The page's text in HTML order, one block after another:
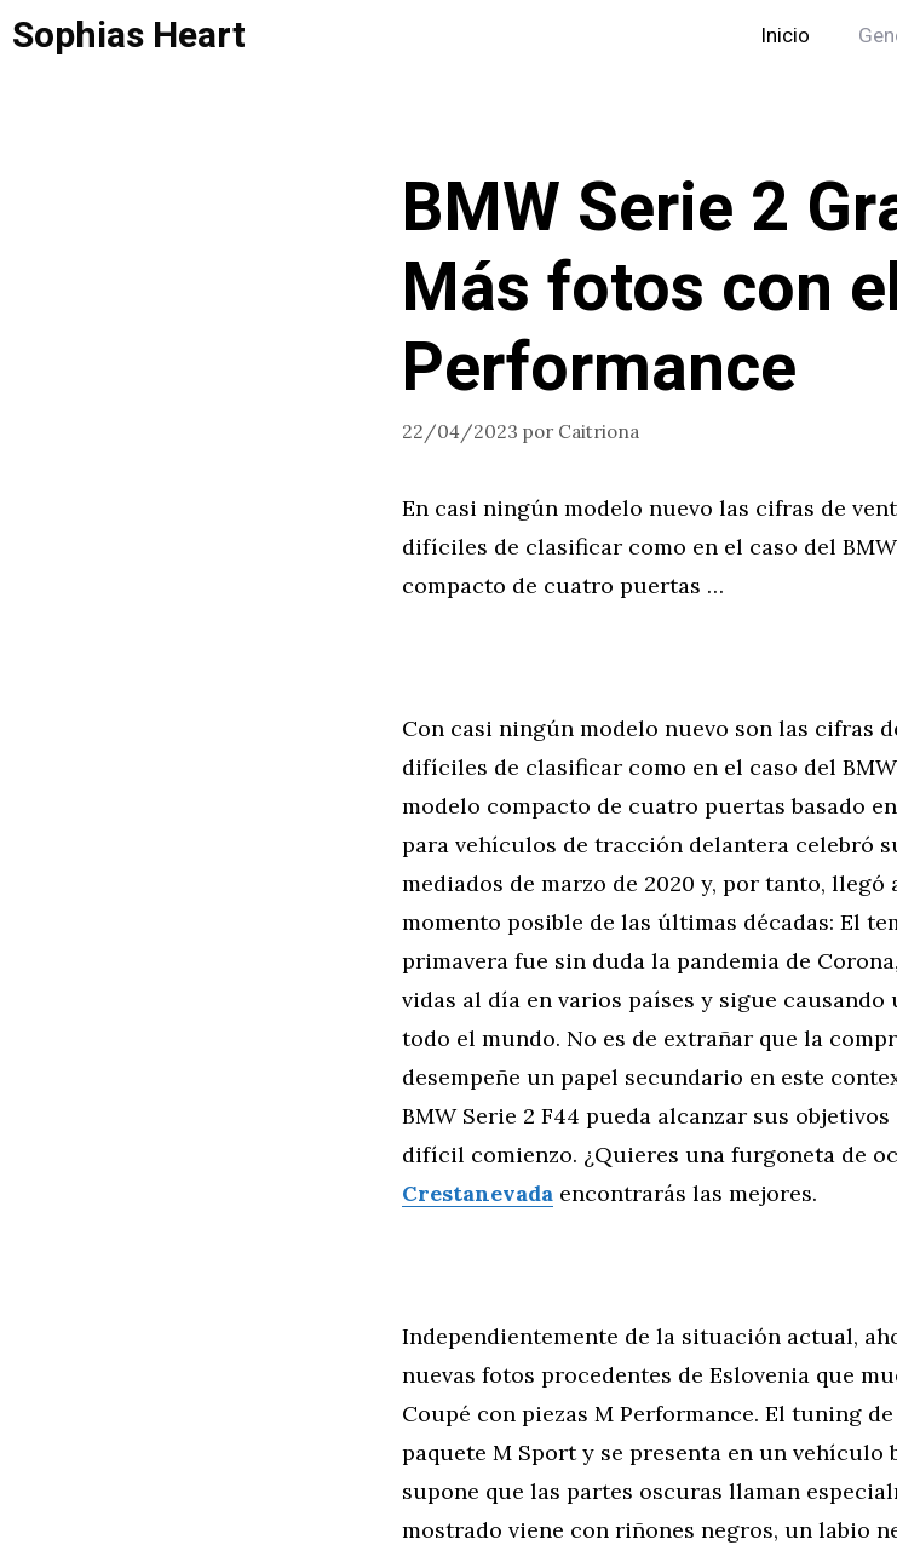
Saltar
Sophias Heart Inicio
BMW Serie 2
Más fotos con
Performance
22/04/2023 por Caitriona
En casi ningún modelo nuevo las cifras de
difíciles de clasificar como en el caso del
compacto de cuatro puertas …
Con casi ningún modelo nuevo son las cifras
difíciles de clasificar como en el caso del
modelo compacto de cuatro puertas basado
para vehículos de tracción delantera celebró
mediados de marzo de 2020 y, por tanto,
momento posible de las últimas décadas: El
primavera fue sin duda la pandemia de
vidas al día en varios países y sigue
todo el mundo. No es de extrañar que la
desempeñe un papel secundario en este
BMW Serie 2 F44 pueda alcanzar sus
difícil comienzo. ¿Quieres una furgoneta de
Crestanevada encontrarás las mejores.
Independientemente de la situación actual,
nuevas fotos procedentes de Eslovenia que
Coupé con piezas M Performance. El tuning
paquete M Sport y se presenta en un vehículo
supone que las partes oscuras llaman
mostrado viene con riñones negros, un labio